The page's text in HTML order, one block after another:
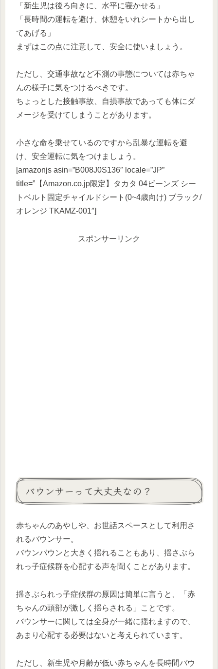
「新生児は後ろ向きに、水平に寝かせる」
「長時間の運転を避け、休憩をいれシートから出し
てあげる」
まずはこの点に注意して、安全に使いましょう。
ただし、交通事故など不測の事態については赤ちゃ
んの様子に気をつけるべきです。
ちょっとした接触事故、自損事故であっても体にダ
メージを受けてしまうことがあります。
小さな命を乗せているのですから乱暴な運転を避
け、安全運転に気をつけましょう。
[amazonjs asin=”B008J0S136″ locale=”JP”
title=”【Amazon.co.jp限定】タカタ 04ビーンズ シー
トベルト固定チャイルドシート(0~4歳向け) ブラック/
オレンジ TKAMZ-001″]
スポンサーリンク
バウンサーって大丈夫なの？
赤ちゃんのあやしや、お世話スペースとして利用さ
れるバウンサー。
バウンバウンと大きく揺れることもあり、揺さぶら
れっ子症候群を心配する声を聞くことがあります。
揺さぶられっ子症候群の原因は簡単に言うと、「赤
ちゃんの頭部が激しく揺らされる」ことです。
バウンサーに関しては全身が一緒に揺れますので、
あまり心配する必要はないと考えられています。
ただし、新生児や月齢が低い赤ちゃんを長時間バウ